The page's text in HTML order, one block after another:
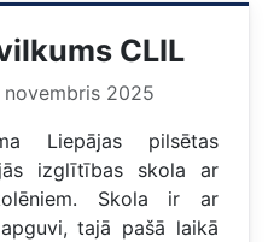
CLIL
novembris 2025
Liepājas pilsētas
izglītības skola ar
Skola ir ar
tajā pašā laikā